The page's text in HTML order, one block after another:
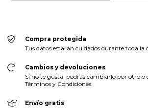
Compra protegida
Tus datos estarán cuidados durante toda la
Cambios y devoluciones
Si no te gusta, podrás cambiarlo por otro o
Términos y Condiciones
Envío gratis